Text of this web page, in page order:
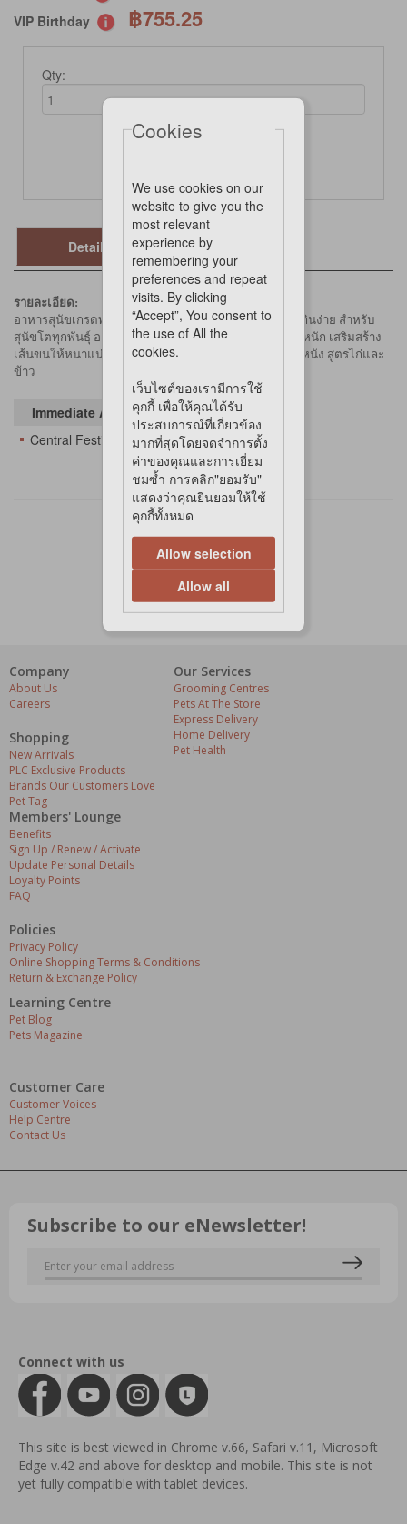
VIP Birthday ฿755.25
Qty:
Details
รายละเอียด:
อาหารสุนัขเกรดพรีเมียมเม็ดอาหารขนาดเล็ก หอมอร่อยกินง่าย สำหรับ
สุนัขโตทุกพันธุ์ อายุตั้งแต่ 1 ปี ขึ้นไป ที่ต้องการควบคุมน้ำหนัก เสริมสร้าง
เส้นขนให้หนาแน่น นุ่มและเงางาม พร้อมบำรุงสุขภาพผิวหนัง สูตรไก่และ
ข้าว
Immediate Availability At
Central Festival Eastville
Company
About Us
Careers
Shopping
New Arrivals
PLC Exclusive Products
Brands Our Customers Love
Pet Tag
Our Services
Grooming Centres
Pets At The Store
Express Delivery
Home Delivery
Pet Health
Members' Lounge
Benefits
Sign Up / Renew / Activate
Update Personal Details
Loyalty Points
FAQ
Policies
Privacy Policy
Online Shopping Terms & Conditions
Return & Exchange Policy
Learning Centre
Pet Blog
Pets Magazine
Customer Care
Customer Voices
Help Centre
Contact Us
Subscribe to our eNewsletter!
Connect with us
This site is best viewed in Chrome v.66, Safari v.11, Microsoft
Edge v.42 and above for desktop and mobile. This site is not
yet fully compatible with tablet devices.
Cookies
We use cookies on our
website to give you the
most relevant
experience by
remembering your
preferences and repeat
visits. By clicking
“Accept”, You consent to
the use of All the
cookies.
เว็บไซต์ของเรามีการใช้
คุกกี้ เพื่อให้คุณได้รับ
ประสบการณ์ที่เกี่ยวข้อง
มากที่สุดโดยจดจำการตั้ง
ค่าของคุณและการเยี่ยม
ชมซ้ำ การคลิก"ยอมรับ"
แสดงว่าคุณยินยอมให้ใช้
คุกกี้ทั้งหมด
Allow selection
Allow all